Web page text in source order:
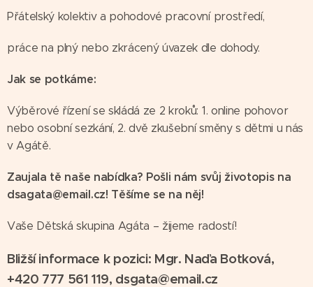
Přátelský kolektiv a pohodové pracovní prostředí,
práce na plný nebo zkrácený úvazek dle dohody.
Jak se potkáme:
Výběrové řízení se skládá ze 2 kroků: 1. online pohovor
nebo osobní sezkání, 2. dvě zkušební směny s dětmi u nás
v Agátě.
Zaujala tě naše nabídka? Pošli nám svůj životopis na
dsagata@email.cz! Těšíme se na něj!
Vaše Dětská skupina Agáta – žijeme radostí!
Bližší informace k pozici: Mgr. Naďa Botková,
+420 777 561 119, dsgata@email.cz